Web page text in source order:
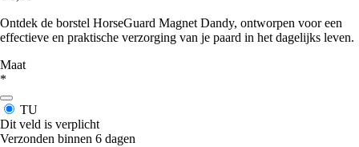
Ontdek de borstel HorseGuard Magnet Dandy, ontworpen voor een
effectieve en praktische verzorging van je paard in het dagelijks leven.
Maat
*
TU
Dit veld is verplicht
Verzonden binnen 6 dagen